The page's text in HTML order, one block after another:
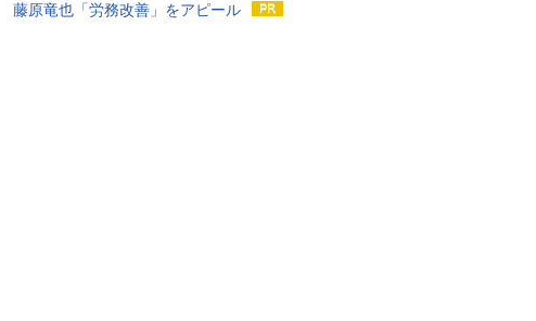
藤原竜也「労務改善」をアピール